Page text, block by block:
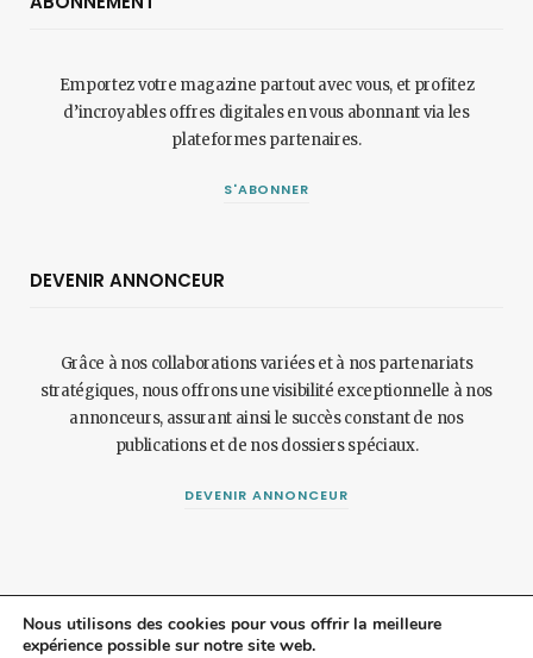
Emportez votre magazine partout avec vous, et profitez
d’incroyables offres digitales en vous abonnant via les
plateformes partenaires.
S'ABONNER
DEVENIR ANNONCEUR
Grâce à nos collaborations variées et à nos partenariats
stratégiques, nous offrons une visibilité exceptionnelle à nos
annonceurs, assurant ainsi le succès constant de nos
publications et de nos dossiers spéciaux.
DEVENIR ANNONCEUR
Nous utilisons des cookies pour vous offrir la meilleure
expérience possible sur notre site web.